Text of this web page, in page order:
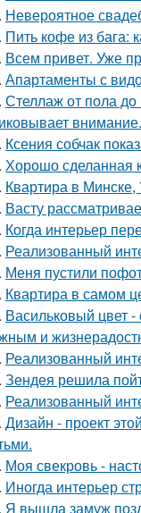
Невероятное
Пить кофе из бага:
Всем привет. Уже
Апартаменты с
Стеллаж от пола
внимание.
Ксения собчак
Хорошо сделанная
Квартира в Минске,
Васту
Когда интерьер
Реализованный
Меня пустили
Квартира в самом
Васильковый цвет -
и
Реализованный
Зендея решила
Реализованный
Дизайн - проект
Моя свекровь -
Иногда интерьер
Я вышла замуж